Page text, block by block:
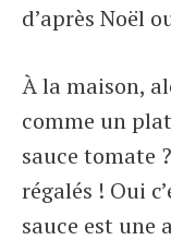
d’après Noël
À la maison,
comme un
sauce tomate
régalés ! Oui
sauce est une